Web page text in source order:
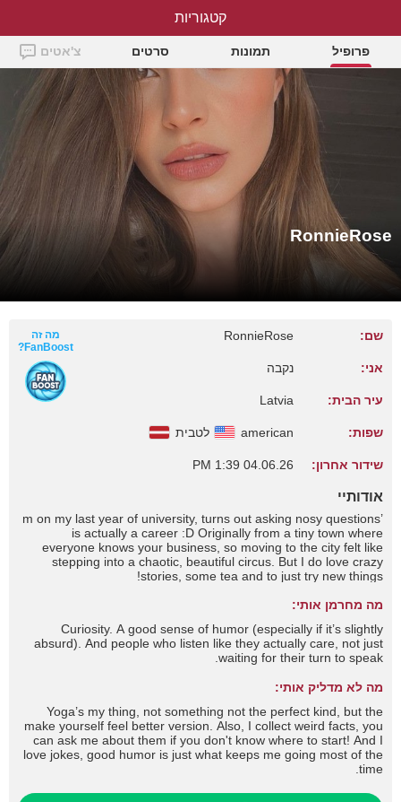
RonnieRose
פרופיל תמונות סרטים צ'אטים
RonnieRose
שם: RonnieRose
אני: נקבה
עיר הבית: Latvia
שפות: american לטבית
שידור אחרון: 04.06.26 1:39 PM
מה זה
FanBoost?
אודותיי
’m on my last year of university, turns out asking nosy questions
is actually a career :D Originally from a tiny town where
everyone knows your business, so moving to the city felt like
stepping into a chaotic, beautiful circus. But I do love crazy
stories, some tea and to just try new things!
מה מחרמן אותי:
Curiosity. A good sense of humor (especially if it’s slightly
absurd). And people who listen like they actually care, not just
waiting for their turn to speak.
מה לא מדליק אותי:
Yoga’s my thing, not something not the perfect kind, but the
make yourself feel better version. Also, I collect weird facts, you
can ask me about them if you don't know where to start! And I
love jokes, good humor is just what keeps me going most of the
time.
קטגוריות